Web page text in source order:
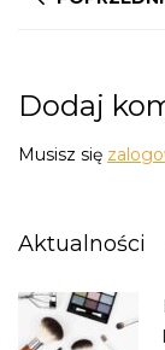
Dodaj
Musisz się
Aktualności